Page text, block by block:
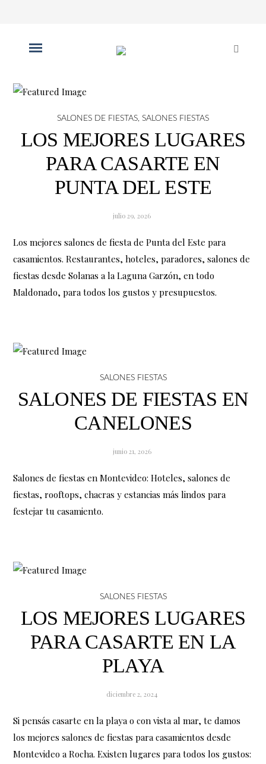
SALONES DE FIESTAS, SALONES FIESTAS
LOS MEJORES LUGARES
PARA CASARTE EN
PUNTA DEL ESTE
julio 29, 2026
Los mejores salones de fiesta de Punta del Este para
casamientos. Restaurantes, hoteles, paradores, salones de
fiestas desde Solanas a la Laguna Garzón, en todo
Maldonado, para todos los gustos y presupuestos.
SALONES FIESTAS
SALONES DE FIESTAS EN
CANELONES
junio 21, 2026
Salones de fiestas en Montevideo: Hoteles, salones de
fiestas, rooftops, chacras y estancias más lindos para
festejar tu casamiento.
SALONES FIESTAS
LOS MEJORES LUGARES
PARA CASARTE EN LA
PLAYA
diciembre 2, 2024
Si pensás casarte en la playa o con vista al mar, te damos
los mejores salones de fiestas para casamientos desde
Montevideo a Rocha. Existen lugares para todos los gustos: